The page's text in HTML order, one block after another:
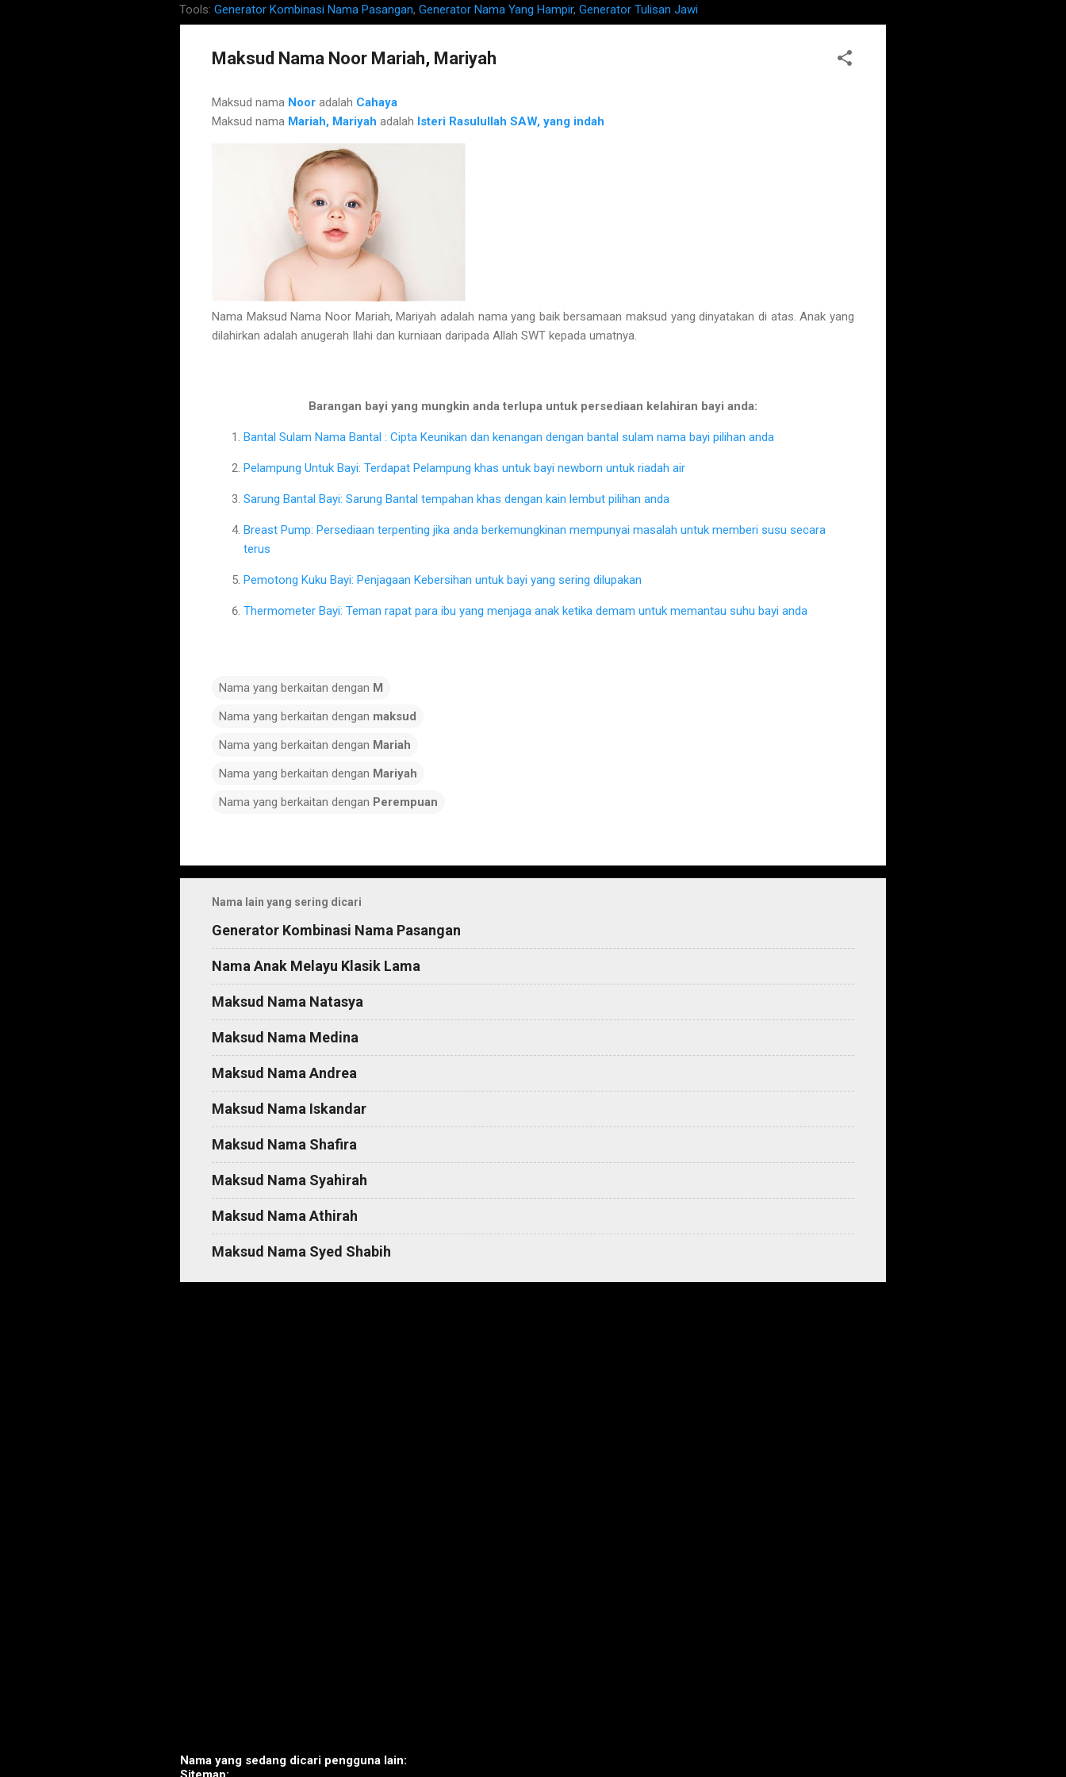
Tools: Generator Kombinasi Nama Pasangan, Generator Nama Yang Hampir, Generator Tulisan Jawi
Maksud Nama Noor Mariah, Mariyah
Maksud nama Noor adalah Cahaya
Maksud nama Mariah, Mariyah adalah Isteri Rasulullah SAW, yang indah
Nama Maksud Nama Noor Mariah, Mariyah adalah nama yang baik bersamaan maksud yang dinyatakan di atas. Anak yang
dilahirkan adalah anugerah Ilahi dan kurniaan daripada Allah SWT kepada umatnya.
Barangan bayi yang mungkin anda terlupa untuk persediaan kelahiran bayi anda:
Bantal Sulam Nama Bantal : Cipta Keunikan dan kenangan dengan bantal sulam nama bayi pilihan anda
Pelampung Untuk Bayi: Terdapat Pelampung khas untuk bayi newborn untuk riadah air
Sarung Bantal Bayi: Sarung Bantal tempahan khas dengan kain lembut pilihan anda
Breast Pump: Persediaan terpenting jika anda berkemungkinan mempunyai masalah untuk memberi susu secara
terus
Pemotong Kuku Bayi: Penjagaan Kebersihan untuk bayi yang sering dilupakan
Thermometer Bayi: Teman rapat para ibu yang menjaga anak ketika demam untuk memantau suhu bayi anda
Nama yang berkaitan dengan M
Nama yang berkaitan dengan maksud
Nama yang berkaitan dengan Mariah
Nama yang berkaitan dengan Mariyah
Nama yang berkaitan dengan Perempuan
e
n
t
s
Nama lain yang sering dicari
Generator Kombinasi Nama Pasangan
Nama Anak Melayu Klasik Lama
Maksud Nama Natasya
Maksud Nama Medina
Maksud Nama Andrea
Maksud Nama Iskandar
Maksud Nama Shafira
Maksud Nama Syahirah
Maksud Nama Athirah
Maksud Nama Syed Shabih
Nama yang sedang dicari pengguna lain: